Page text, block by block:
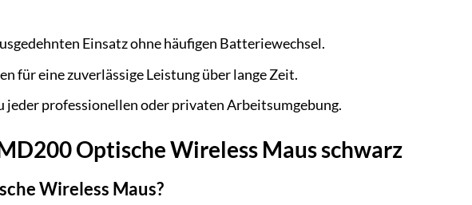
Einsatz ohne häufigen Batteriewechsel.
für eine zuverlässige Leistung über lange Zeit.
jeder professionellen oder privaten Arbeitsumgebung.
Optische Wireless Maus schwarz
Wireless Maus?